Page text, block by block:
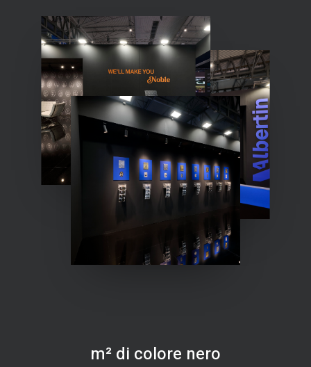
m² di colore nero